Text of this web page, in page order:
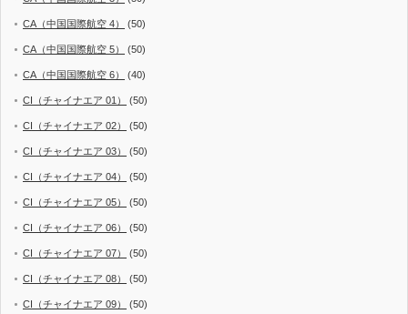
CA（中国国際航空 4） (50)
CA（中国国際航空 5） (50)
CA（中国国際航空 6） (40)
CI（チャイナエア 01） (50)
CI（チャイナエア 02） (50)
CI（チャイナエア 03） (50)
CI（チャイナエア 04） (50)
CI（チャイナエア 05） (50)
CI（チャイナエア 06） (50)
CI（チャイナエア 07） (50)
CI（チャイナエア 08） (50)
CI（チャイナエア 09） (50)